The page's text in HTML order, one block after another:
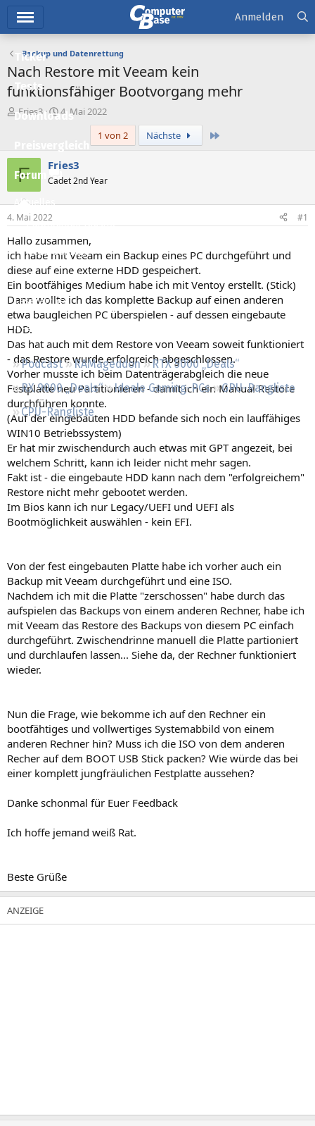
Ticker
Tests
Downloads
Forum
Aktuelles
Empfohlene Inhalte
Neue Beiträge
Neueste Aktivitäten
Leserartikel
Regeln
Podcast RAMageddon
RTX 5000 „Deals“
RX 9000 „Deals“
Ideale Gaming-PCs
GPU-Rangliste
CPU-Rangliste
Anmelden
Backup und Datenrettung
Nach Restore mit Veeam kein
funktionsfähiger Bootvorgang mehr
E
t
e
l
e
r
Fries3
E
t
e
l
m
4. Mai 2022
1 von 2
Nächste
F Fries3
Cadet 2nd Year
4. Mai 2022 #1
Hallo zusammen,
ich habe mit Veeam ein Backup eines PC durchgeführt und
diese auf eine externe HDD gespeichert.
Ein bootfähiges Medium habe ich mit Ventoy erstellt. (Stick)
Dann wollte ich das komplette Backup auf einen anderen
etwa baugleichen PC überspielen - auf dessen eingebaute
HDD.
Das hat auch mit dem Restore von Veeam soweit funktioniert
- das Restore wurde erfolgreich abgeschlossen.
Vorher musste ich beim Datenträgerabgleich die neue
Festplatte neu Partitionieren - damit ich ein Manual Restore
durchführen konnte.
(Auf der eingebauten HDD befande sich noch ein lauffähiges
WIN10 Betriebssystem)
Er hat mir zwischendurch auch etwas mit GPT angezeit, bei
welchem Schritt, kann ich leider nicht mehr sagen.
Fakt ist - die eingebaute HDD kann nach dem "erfolgreichem"
Restore nicht mehr gebootet werden.
Im Bios kann ich nur Legacy/UEFI und UEFI als
Bootmöglichkeit auswählen - kein EFI.
Von der fest eingebauten Platte habe ich vorher auch ein
Backup mit Veeam durchgeführt und eine ISO.
Nachdem ich mit die Platte "zerschossen" habe durch das
aufspielen das Backups von einem anderen Rechner, habe ich
mit Veeam das Restore des Backups von diesem PC einfach
durchgeführt. Zwischendrinne manuell die Platte partioniert
und durchlaufen lassen... Siehe da, der Rechner funktioniert
wieder.
Nun die Frage, wie bekomme ich auf den Rechner ein
bootfähtiges und vollwertiges Systemabbild von einem
anderen Rechner hin? Muss ich die ISO von dem anderen
Recher auf dem BOOT USB Stick packen? Wie würde das bei
einer komplett jungfräulichen Festplatte aussehen?
Danke schonmal für Euer Feedback
Ich hoffe jemand weiß Rat.
Beste Grüße